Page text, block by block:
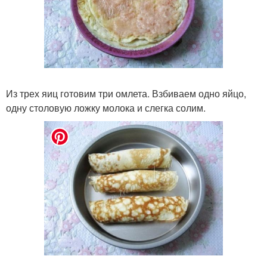
Из трех яиц готовим три омлета. Взбиваем одно яйцо,
одну столовую ложку молока и слегка солим.